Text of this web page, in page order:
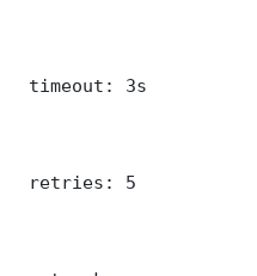
timeout: 3s
retries: 5